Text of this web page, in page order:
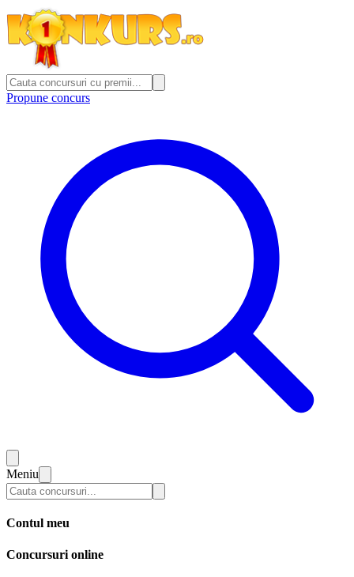
Propune concurs
Meniu
Contul meu
Concursuri online